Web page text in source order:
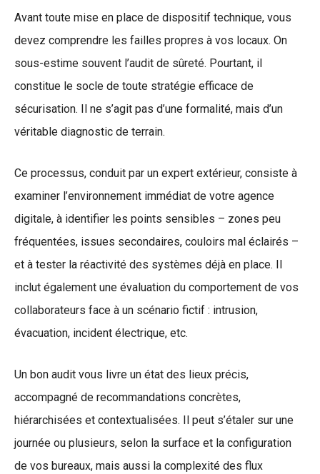
Avant toute mise en place de dispositif technique, vous
devez comprendre les failles propres à vos locaux. On
sous-estime souvent l’audit de sûreté. Pourtant, il
constitue le socle de toute stratégie efficace de
sécurisation. Il ne s’agit pas d’une formalité, mais d’un
véritable diagnostic de terrain.
Ce processus, conduit par un expert extérieur, consiste à
examiner l’environnement immédiat de votre agence
digitale, à identifier les points sensibles – zones peu
fréquentées, issues secondaires, couloirs mal éclairés –
et à tester la réactivité des systèmes déjà en place. Il
inclut également une évaluation du comportement de vos
collaborateurs face à un scénario fictif : intrusion,
évacuation, incident électrique, etc.
Un bon audit vous livre un état des lieux précis,
accompagné de recommandations concrètes,
hiérarchisées et contextualisées. Il peut s’étaler sur une
journée ou plusieurs, selon la surface et la configuration
de vos bureaux, mais aussi la complexité des flux